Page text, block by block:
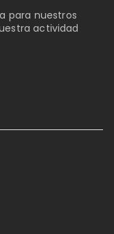
para nuestros
actividad